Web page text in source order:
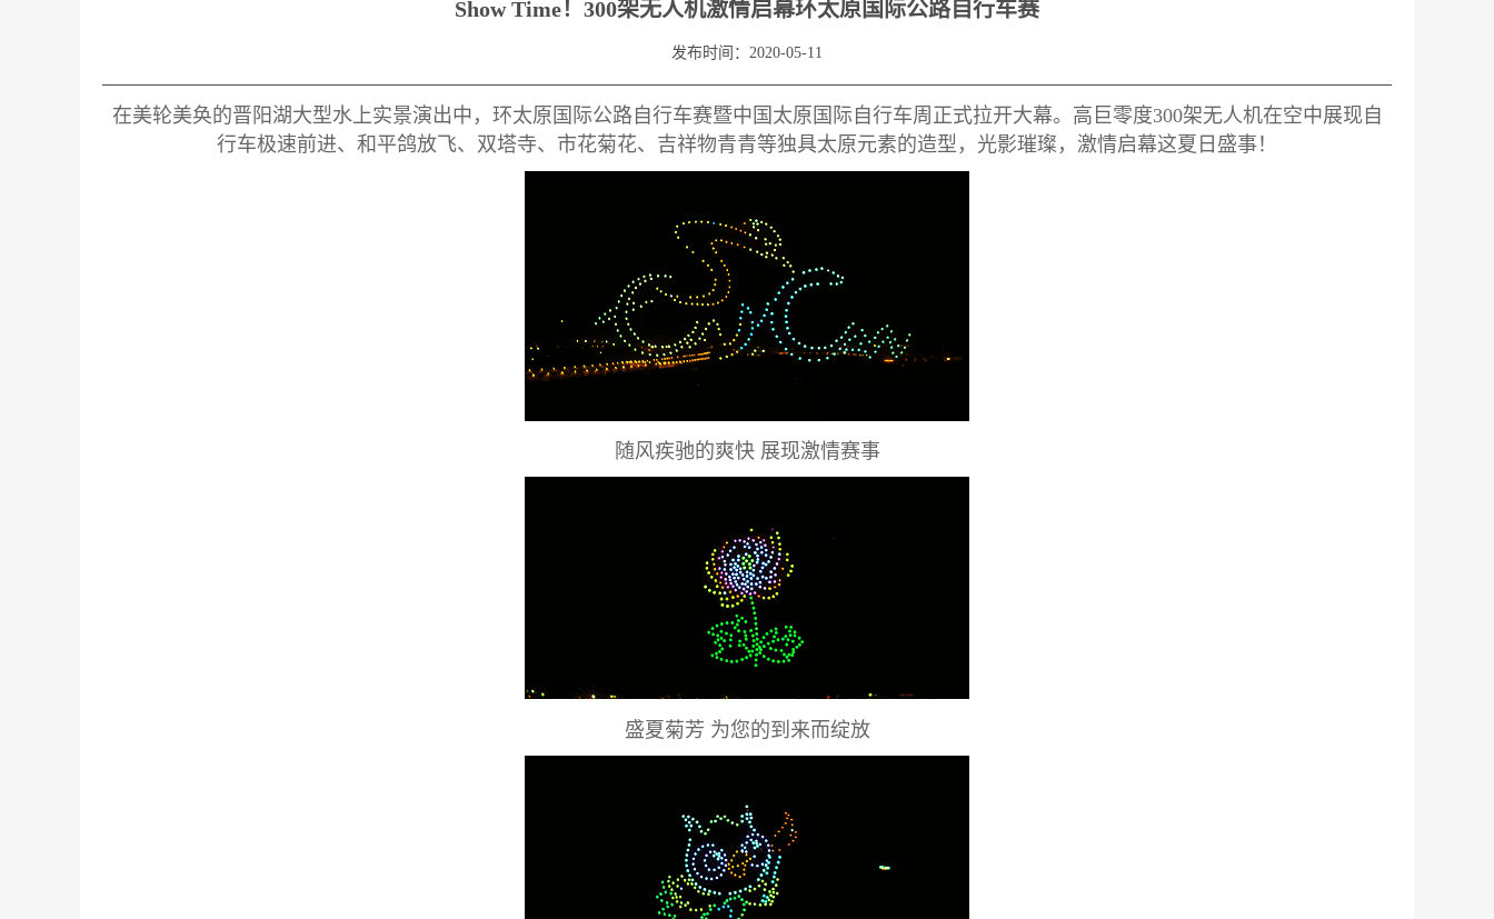
Show Time！300架无人机激情启幕环太原国际公路自行车赛
发布时间：2020-05-11
在美轮美奂的晋阳湖大型水上实景演出中，环太原国际公路自行车赛暨中国太原国际自行车周正式拉开大幕。高巨零度300架无人机在空中展现自
行车极速前进、和平鸽放飞、双塔寺、市花菊花、吉祥物青青等独具太原元素的造型，光影璀璨，激情启幕这夏日盛事！
随风疾驰的爽快 展现激情赛事
盛夏菊芳 为您的到来而绽放